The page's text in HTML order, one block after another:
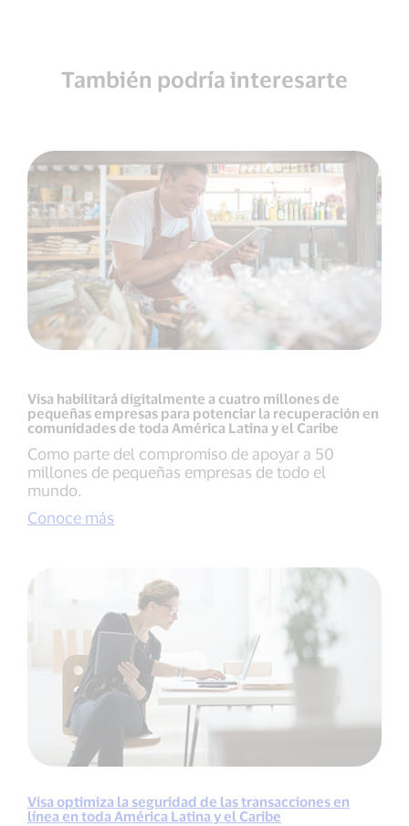
También podría interesarte
Visa habilitará digitalmente a cuatro millones de
pequeñas empresas para potenciar la recuperación en
comunidades de toda América Latina y el Caribe
Como parte del compromiso de apoyar a 50
millones de pequeñas empresas de todo el
mundo.
Conoce más
Visa optimiza la seguridad de las transacciones en
línea en toda América Latina y el Caribe